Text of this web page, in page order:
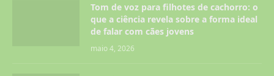
Tom de voz para filhotes de cachorro: o
que a ciência revela sobre a forma ideal
de falar com cães jovens
maio 4, 2026